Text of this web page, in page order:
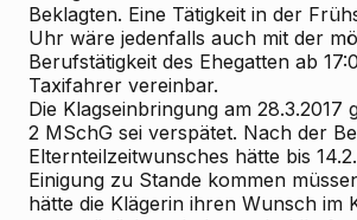
Beklagten. Eine Tätigkeit in der
Uhr wäre jedenfalls auch mit der
Berufstätigkeit des Ehegatten ab
Taxifahrer vereinbar.
Die Klagseinbringung am 28.3.2017
2 MSchG sei verspätet. Nach der
Elternteilzeitwunsches hätte bis
Einigung zu Stande kommen
hätte die Klägerin ihren Wunsch im